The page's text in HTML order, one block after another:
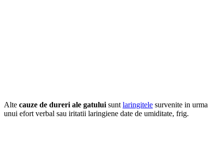
Alte cauze de dureri ale gatuluisuntlaringitele survenite in urma
unui efort verbal sau iritatii laringiene date de umiditate, frig.